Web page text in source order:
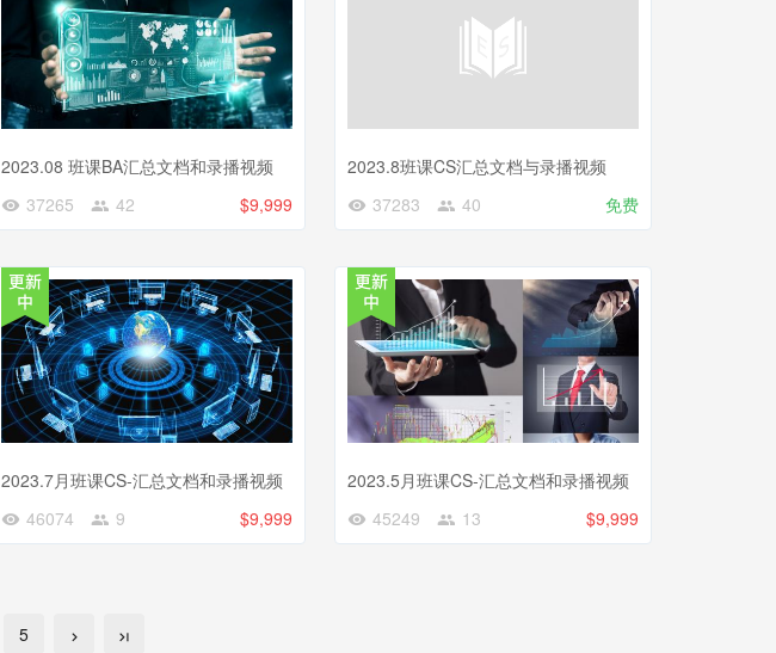
2023.08 班课BA汇总文档和录播视频
37265
42 $9,999
2023.8班课CS汇总文档与录播视频
37283
40 免费
2023.7月班课CS-汇总文档和录播视频
46074
9 $9,999
2023.5月班课CS-汇总文档和录播视频
45249
13 $9,999
5